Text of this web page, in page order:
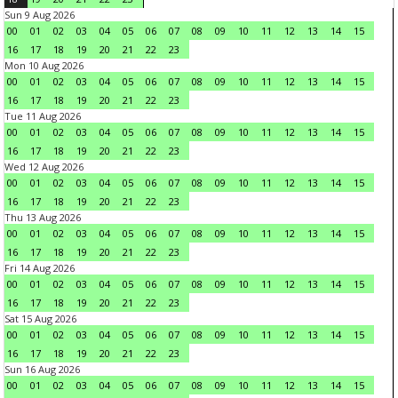
Sun 9 Aug 2026
00
01 02 03 04 05 06 07 08 09 10 11 12 13 14
15
16
17 18 19 20 21 22
23
Mon 10 Aug 2026
00
01 02 03 04 05 06 07 08 09 10 11 12 13 14
15
16
17 18 19 20 21 22
23
Tue 11 Aug 2026
00
01 02 03 04 05 06 07 08 09 10 11 12 13 14
15
16
17 18 19 20 21 22
23
Wed 12 Aug 2026
00
01 02 03 04 05 06 07 08 09 10 11 12 13 14
15
16
17 18 19 20 21 22
23
Thu 13 Aug 2026
00
01 02 03 04 05 06 07 08 09 10 11 12 13 14
15
16
17 18 19 20 21 22
23
Fri 14 Aug 2026
00
01 02 03 04 05 06 07 08 09 10 11 12 13 14
15
16
17 18 19 20 21 22
23
Sat 15 Aug 2026
00
01 02 03 04 05 06 07 08 09 10 11 12 13 14
15
16
17 18 19 20 21 22
23
Sun 16 Aug 2026
00
01 02 03 04 05 06 07 08 09 10 11 12 13 14
15